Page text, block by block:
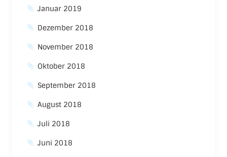
Januar 2019
Dezember 2018
November 2018
Oktober 2018
September 2018
August 2018
Juli 2018
Juni 2018